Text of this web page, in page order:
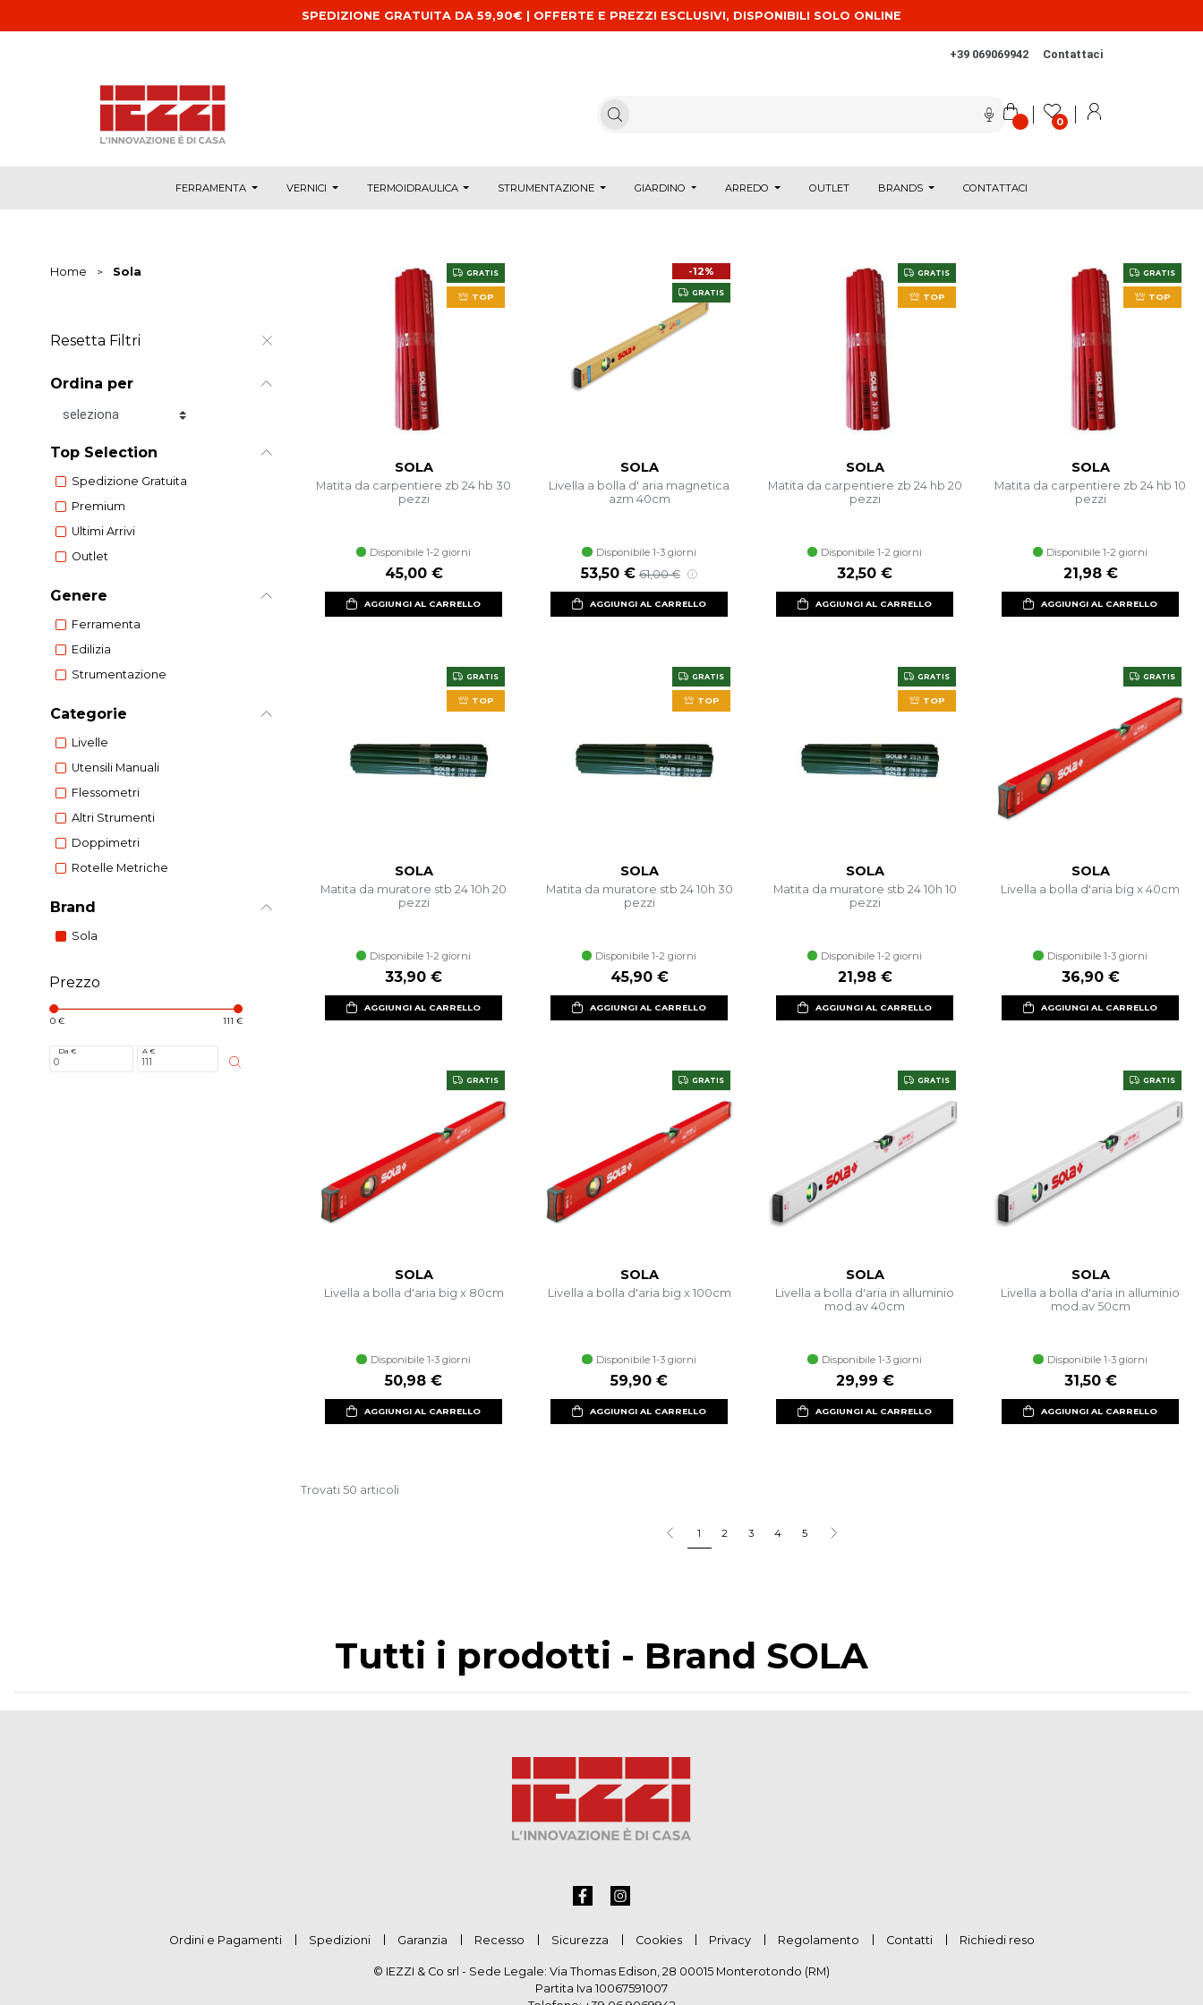
SPEDIZIONE GRATUITA DA 59,90€ | OFFERTE E PREZZI ESCLUSIVI, DISPONIBILI SOLO ONLINE
+39 069069942 Contattaci
0
FERRAMENTA VERNICI TERMOIDRAULICA STRUMENTAZIONE GIARDINO ARREDO OUTLET BRANDS CONTATTACI
Home > Sola
Resetta Filtri
Ordina per
Ordina per
Top Selection
Spedizione Gratuita
Premium
Ultimi Arrivi
Outlet
Genere
Ferramenta
Edilizia
Strumentazione
Categorie
Livelle
Utensili Manuali
Flessometri
Altri Strumenti
Doppimetri
Rotelle Metriche
Brand
Sola
Prezzo
0 € 111 €
Da € A €
GRATIS
TOP
SOLA
Matita da carpentiere zb 24 hb 30
pezzi
Disponibile 1-2 giorni
45,00 €
AGGIUNGI AL CARRELLO
-12%
GRATIS
SOLA
Livella a bolla d' aria magnetica
azm 40cm
Disponibile 1-3 giorni
53,50 € 61,00 €
AGGIUNGI AL CARRELLO
GRATIS
TOP
SOLA
Matita da carpentiere zb 24 hb 20
pezzi
Disponibile 1-2 giorni
32,50 €
AGGIUNGI AL CARRELLO
GRATIS
TOP
SOLA
Matita da carpentiere zb 24 hb 10
pezzi
Disponibile 1-2 giorni
21,98 €
AGGIUNGI AL CARRELLO
GRATIS
TOP
SOLA
Matita da muratore stb 24 10h 20
pezzi
Disponibile 1-2 giorni
33,90 €
AGGIUNGI AL CARRELLO
GRATIS
TOP
SOLA
Matita da muratore stb 24 10h 30
pezzi
Disponibile 1-2 giorni
45,90 €
AGGIUNGI AL CARRELLO
GRATIS
TOP
SOLA
Matita da muratore stb 24 10h 10
pezzi
Disponibile 1-2 giorni
21,98 €
AGGIUNGI AL CARRELLO
GRATIS
SOLA
Livella a bolla d'aria big x 40cm
Disponibile 1-3 giorni
36,90 €
AGGIUNGI AL CARRELLO
GRATIS
SOLA
Livella a bolla d'aria big x 80cm
Disponibile 1-3 giorni
50,98 €
AGGIUNGI AL CARRELLO
GRATIS
SOLA
Livella a bolla d'aria big x 100cm
Disponibile 1-3 giorni
59,90 €
AGGIUNGI AL CARRELLO
GRATIS
SOLA
Livella a bolla d'aria in alluminio
mod.av 40cm
Disponibile 1-3 giorni
29,99 €
AGGIUNGI AL CARRELLO
GRATIS
SOLA
Livella a bolla d'aria in alluminio
mod.av 50cm
Disponibile 1-3 giorni
31,50 €
AGGIUNGI AL CARRELLO
Trovati 50 articoli
1 2 3 4 5
Tutti i prodotti - Brand SOLA
Ordini e Pagamenti Spedizioni Garanzia Recesso Sicurezza Cookies Privacy Regolamento Contatti Richiedi reso
© IEZZI & Co srl - Sede Legale: Via Thomas Edison, 28 00015 Monterotondo (RM)
Partita Iva 10067591007